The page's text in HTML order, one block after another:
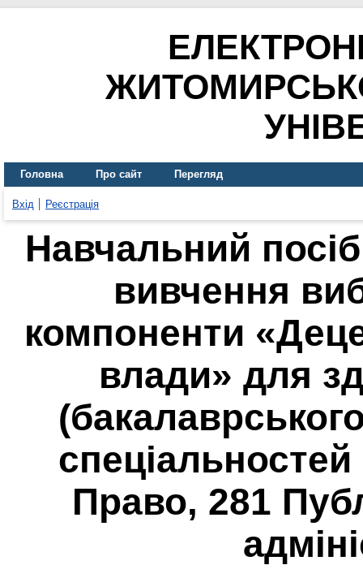
Головна Про сайт Перегляд
Вхід Реєстрація
Навчальний
вивчення
компоненти
влади» для
спеціальностей
Право, 281